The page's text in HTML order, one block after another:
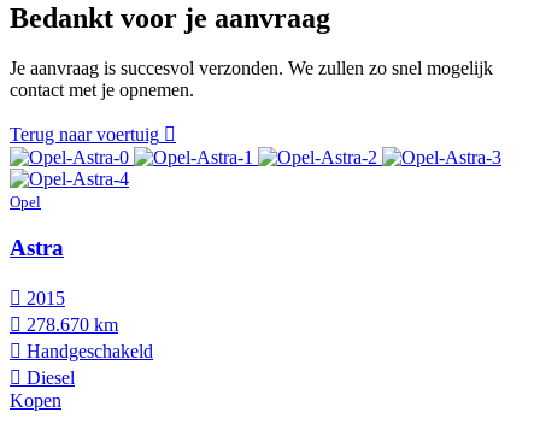
Bedankt voor je aanvraag
Je aanvraag is succesvol verzonden. We zullen zo snel mogelijk
contact met je opnemen.
Terug naar voertuig
Opel
Astra
2015
278.670 km
Hand­geschakeld
Diesel
Kopen